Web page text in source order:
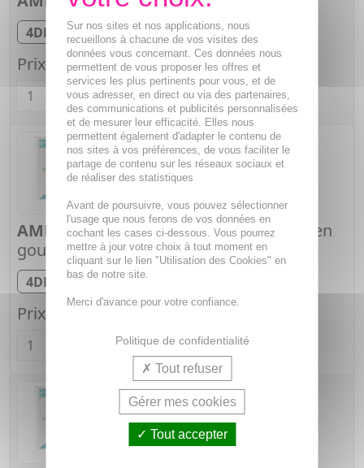
4DH
Tube granules
Tube de 4 g
Prix unitaire :2,35€
Quantité
AMMI VISNAGA4DH Solution buvable en
gouttes
4DH
Gouttes à l'alcool
Prix unitaire :5,03€
Sur nos sites et nos applications, nous
recueillons à chacune de vos visites des
données vous concernant. Ces données nous
permettent de vous proposer les offres et
services les plus pertinents pour vous, et de
vous adresser, en direct ou via des partenaires,
des communications et publicités personnalisées
et de mesurer leur efficacité. Elles nous
permettent également d'adapter le contenu de
nos sites à vos préférences, de vous faciliter le
partage de contenu sur les réseaux sociaux et
de réaliser des statistiques
Avant de poursuivre, vous pouvez sélectionner
l'usage que nous ferons de vos données en
cochant les cases ci-dessous. Vous pourrez
mettre à jour votre choix à tout moment en
cliquant sur le lien "Utilisation des Cookies" en
bas de notre site.
Merci d'avance pour votre confiance.
Politique de confidentialité
Tout refuser
Gérer mes cookies
Tout accepter